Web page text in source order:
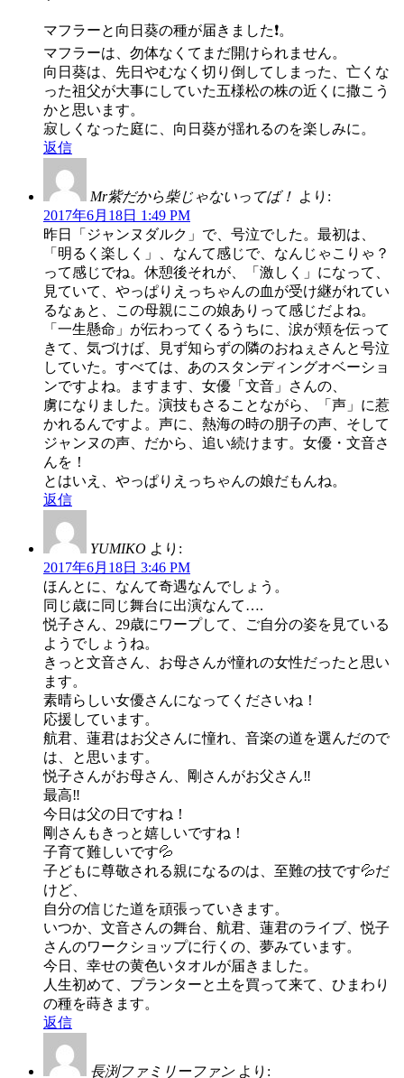
マフラーと向日葵の種が届きました❗。
マフラーは、勿体なくてまだ開けられません。
向日葵は、先日やむなく切り倒してしまった、亡くな
った祖父が大事にしていた五様松の株の近くに撒こう
かと思います。
寂しくなった庭に、向日葵が揺れるのを楽しみに。
返信
Mr紫だから柴じゃないってば！ より:
2017年6月18日 1:49 PM
昨日「ジャンヌダルク」で、号泣でした。最初は、
「明るく楽しく」、なんて感じで、なんじゃこりゃ？
って感じでね。休憩後それが、「激しく」になって、
見ていて、やっぱりえっちゃんの血が受け継がれてい
るなぁと、この母親にこの娘ありって感じだよね。
「一生懸命」が伝わってくるうちに、涙が頬を伝って
きて、気づけば、見ず知らずの隣のおねぇさんと号泣
していた。すべては、あのスタンディングオベーショ
ンですよね。ますます、女優「文音」さんの、
虜になりました。演技もさることながら、「声」に惹
かれるんですよ。声に、熱海の時の朋子の声、そして
ジャンヌの声、だから、追い続けます。女優・文音さ
んを！
とはいえ、やっぱりえっちゃんの娘だもんね。
返信
YUMIKO より:
2017年6月18日 3:46 PM
ほんとに、なんて奇遇なんでしょう。
同じ歳に同じ舞台に出演なんて….
悦子さん、29歳にワープして、ご自分の姿を見ている
ようでしょうね。
きっと文音さん、お母さんが憧れの女性だったと思い
ます。
素晴らしい女優さんになってくださいね！
応援しています。
航君、蓮君はお父さんに憧れ、音楽の道を選んだので
は、と思います。
悦子さんがお母さん、剛さんがお父さん‼
最高‼
今日は父の日ですね！
剛さんもきっと嬉しいですね！
子育て難しいです💦
子どもに尊敬される親になるのは、至難の技です💦だ
けど、
自分の信じた道を頑張っていきます。
いつか、文音さんの舞台、航君、蓮君のライブ、悦子
さんのワークショップに行くの、夢みています。
今日、幸せの黄色いタオルが届きました。
人生初めて、プランターと土を買って来て、ひまわり
の種を蒔きます。
返信
長渕ファミリーファン より: